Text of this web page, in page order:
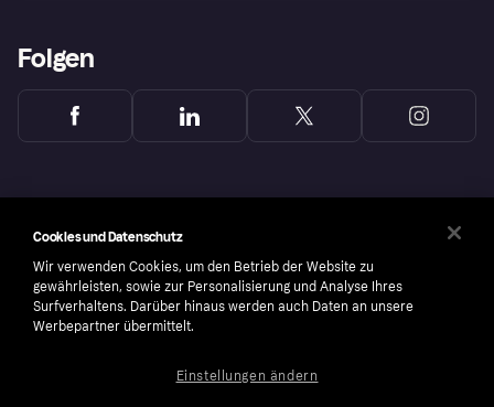
Folgen
Cookies und Datenschutz
Wir verwenden Cookies, um den Betrieb der Website zu
gewährleisten, sowie zur Personalisierung und Analyse Ihres
Surfverhaltens. Darüber hinaus werden auch Daten an unsere
Werbepartner übermittelt.
Einstellungen ändern